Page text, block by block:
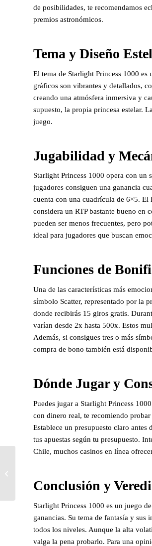
de posibilidades, te recomendamos
premios astronómicos.
Tema y Diseño
El tema de Starlight Princess 1000
gráficos son vibrantes y detallados,
creando una atmósfera inmersiva y
supuesto, la propia princesa estelar.
juego.
Jugabilidad y
Starlight Princess 1000 opera con un
jugadores consiguen una ganancia
cuenta con una cuadrícula de 6×5. El
considera un RTP bastante bueno en
pueden ser menos frecuentes, pero
ideal para jugadores que buscan
Funciones de
Una de las características más
símbolo Scatter, representado por la
donde recibirás 15 giros gratis.
varían desde 2x hasta 500x. Estos
Además, si consigues tres o más
compra de bono también está
Dónde Jugar y
Puedes jugar a Starlight Princess
con dinero real, te recomiendo
Establece un presupuesto claro
tus apuestas según tu presupuesto.
Chile, muchos casinos en línea
Conclusión y
Starlight Princess 1000 es un juego
ganancias. Su tema de fantasía y
todos los niveles. Aunque la alta
valga la pena probarlo. Para una
Guía para Jugar a Dragon Tiger en C...